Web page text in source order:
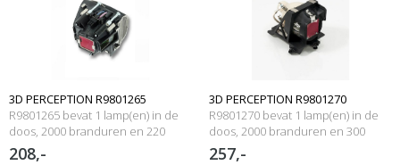
3D PERCEPTION R9801265
Originele lamp met behuizing
R9801265 bevat 1 lamp(en) in de
doos, 2000 branduren en 220
Watt
208,-
3D PERCEPTION R9801270
Originele lamp met behuizing
R9801270 bevat 1 lamp(en) in de
doos, 2000 branduren en 300
Watt
257,-